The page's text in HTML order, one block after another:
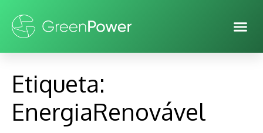
Etiqueta:
EnergiaRenovável